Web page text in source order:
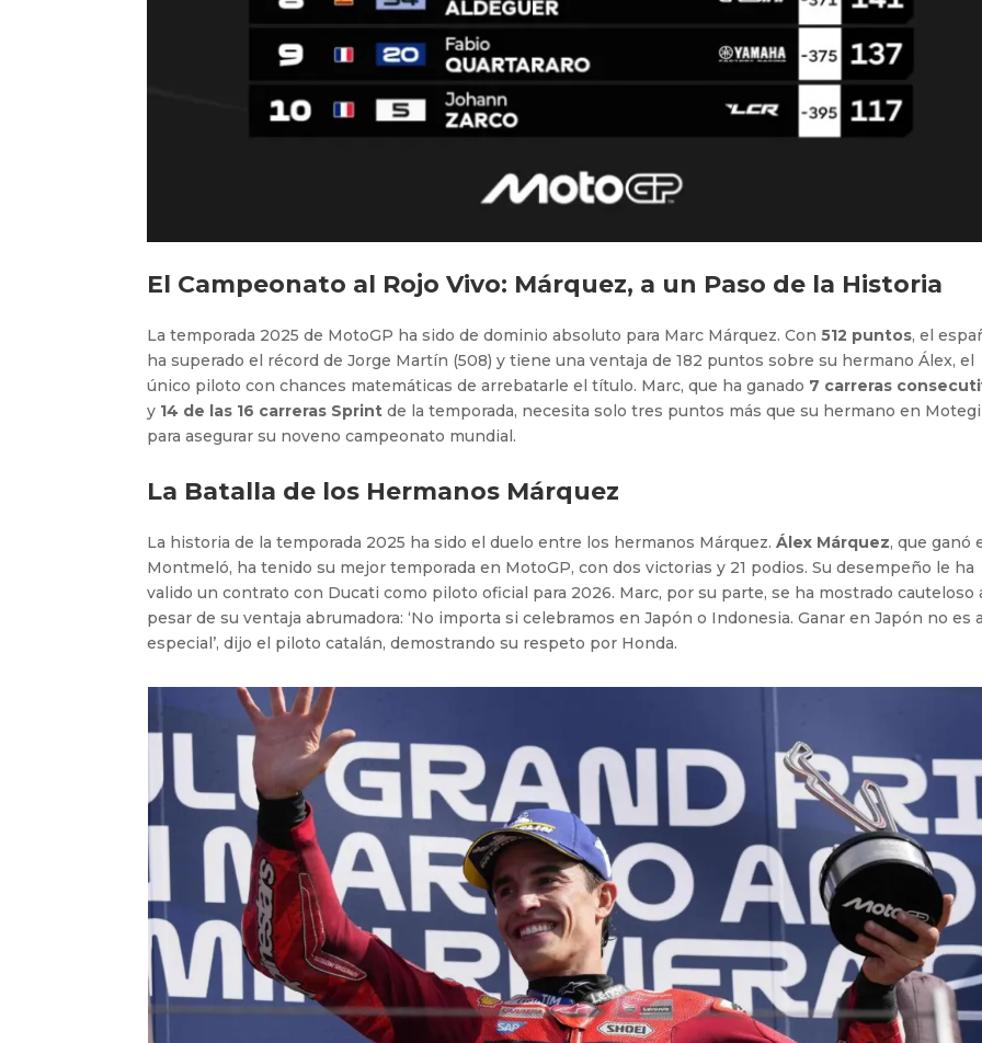
El Campeonato al Rojo Vivo: Márquez, a un Paso de la Historia
La temporada 2025 de MotoGP ha sido de dominio absoluto para Marc Márquez. Con512 puntos, el
ha superado el récord de Jorge Martín (508) y tiene una ventaja de 182 puntos sobre su hermano Álex, el
único piloto con chances matemáticas de arrebatarle el título. Marc, que ha ganado 7 carreras
y 14 de las 16 carreras Sprint de la temporada, necesita solo tres puntos más que su hermano en Motegi
para asegurar su noveno campeonato mundial.
La Batalla de los Hermanos Márquez
La historia de la temporada 2025 ha sido el duelo entre los hermanos Márquez.Álex Márquez, que ganó
Montmeló, ha tenido su mejor temporada en MotoGP, con dos victorias y 21 podios. Su desempeño le ha
valido un contrato con Ducati como piloto oficial para 2026. Marc, por su parte, se ha mostrado cauteloso
pesar de su ventaja abrumadora: ‘No importa si celebramos en Japón o Indonesia. Ganar en Japón no es
especial’, dijo el piloto catalán, demostrando su respeto por Honda.